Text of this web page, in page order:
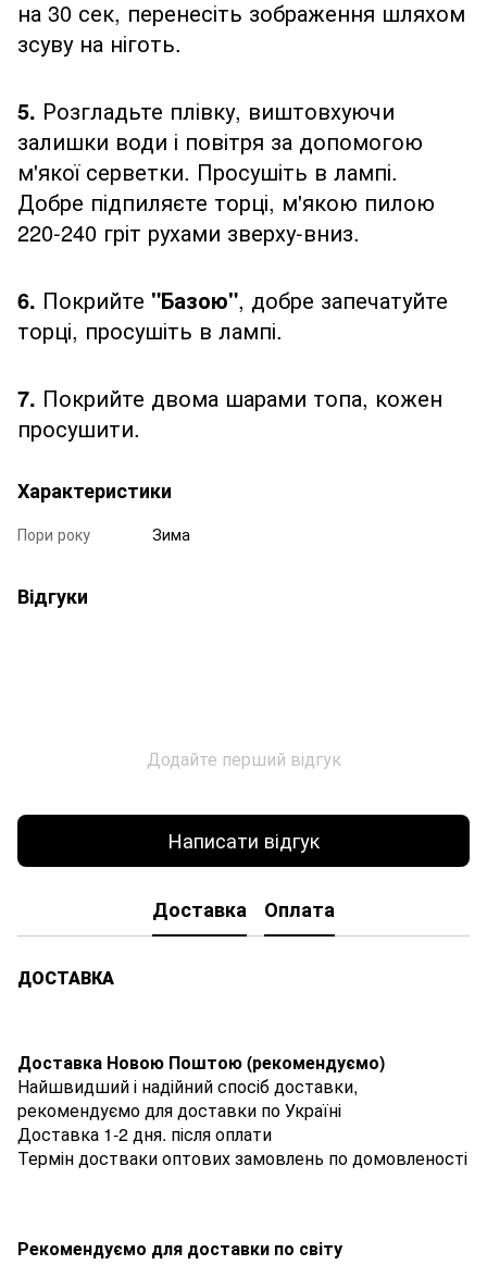
на 30 сек, перенесіть зображення шляхом
зсуву на ніготь.
5. Розгладьте плівку, виштовхуючи
залишки води і повітря за допомогою
м'якої серветки. Просушіть в лампі.
Добре підпиляєте торці, м'якою пилою
220-240 гріт рухами зверху-вниз.
6. Покрийте "Базою", добре запечатуйте
торці, просушіть в лампі.
7. Покрийте двома шарами топа, кожен
просушити.
Характеристики
Пори року Зима
Відгуки
Додайте перший відгук
Написати відгук
Доставка Оплата
ДОСТАВКА
Доставка Новою Поштою (рекомендуємо)
Найшвидший і надійний спосіб доставки,
рекомендуємо для доставки по Україні
Доставка 1-2 дня. після оплати
Термін достваки оптових замовлень по домовленості
Рекомендуємо для доставки по світу